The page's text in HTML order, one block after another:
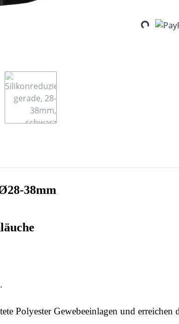
Loading...
38mm
Polyester Gewebeeinlagen und